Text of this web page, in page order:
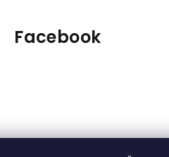
Facebook